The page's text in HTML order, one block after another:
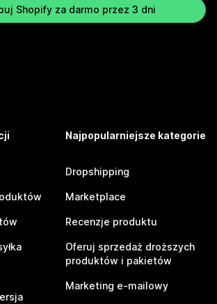
Shopify za darmo przez 3 dni
Najpopularniejsze kategorie
Dropshipping
Marketplace
Recenzje produktu
Oferuj sprzedaż droższych
produktów i pakietów
Marketing e-mailowy